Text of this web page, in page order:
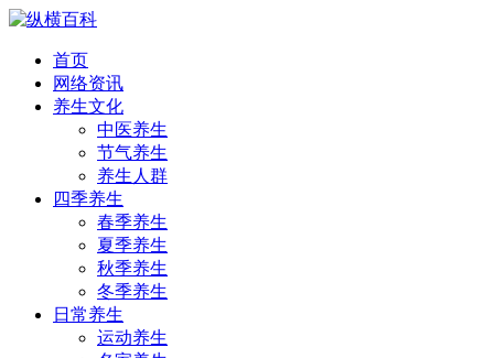
首页
网络资讯
养生文化
中医养生
节气养生
养生人群
四季养生
春季养生
夏季养生
秋季养生
冬季养生
日常养生
运动养生